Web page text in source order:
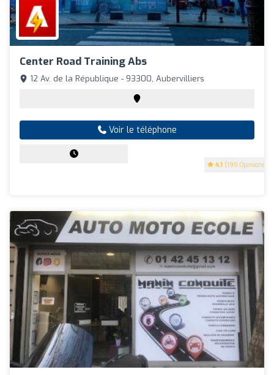
Center Road Training Abs
4.1 (199 Opinions)
12 Av. de la République - 93300, Aubervilliers
Voir le téléphone